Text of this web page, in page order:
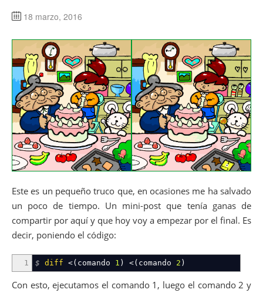
18 marzo, 2016
Este es un pequeño truco que, en ocasiones me ha salvado
un poco de tiempo. Un mini-post que tenía ganas de
compartir por aquí y que hoy voy a empezar por el final. Es
decir, poniendo el código:
1 $ diff <( comando 1 ) <( comando 2 )
Con esto, ejecutamos el comando 1, luego el comando 2 y